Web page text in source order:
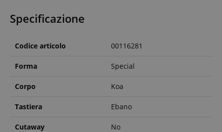
Specificazione
Codice articolo 00116281
Forma Special
Corpo Koa
Tastiera Ebano
Cutaway No